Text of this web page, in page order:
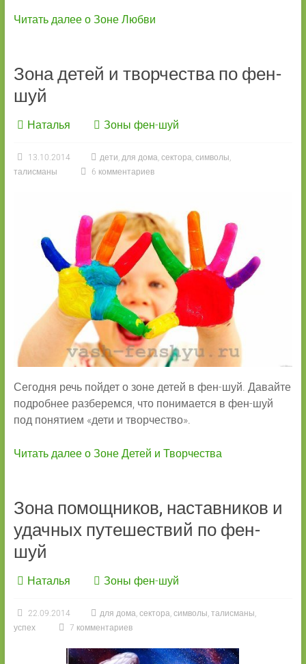
Читать далее о Зоне Любви
Зона детей и творчества по фен-
шуй
Наталья Зоны фен-шуй
13.10.2014 дети, для дома, сектора, символы,
талисманы
6 комментариев
Сегодня речь пойдет о зоне детей в фен-шуй. Давайте
подробнее разберемся, что понимается в фен-шуй
под понятием «дети и творчество».
Читать далее о Зоне Детей и Творчества
Зона помощников, наставников и
удачных путешествий по фен-
шуй
Наталья Зоны фен-шуй
22.09.2014 для дома, сектора, символы, талисманы,
успех
7 комментариев